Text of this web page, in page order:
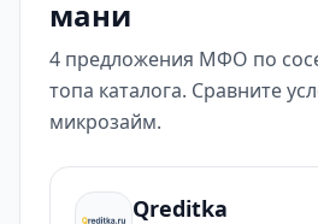
мани
4 предложения МФО по
топа каталога. Сравните
микрозайм.
Qreditka